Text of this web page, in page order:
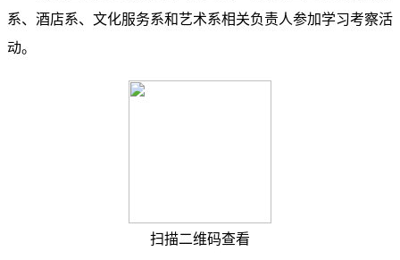
系、酒店系、文化服务系和艺术系相关负责人参加学习考察活
动。
扫描二维码查看